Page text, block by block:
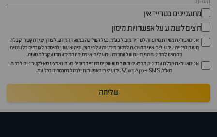
מתעניינים בטרייד אין
רוצים לשמוע על אפשרויות מימון
אני מאשר/ת מסירת מידע זה לטרייד מוביל בע"מ, בעל השליטה במאגר המידע, לצורך יצירת קשר וקבלת
מענה לפנייתי. ידוע לי כי איני מחויב/ת למסור מידע זה על פי חוק, וכי הוא עשוי להימסר לגורמים רלוונטיים
בהתאם למדיניות הפרטיותשל החברה. ידוע לי כי אי מסירת המידע תמנע קבלת מענה.
אני מאשר/ת קבלת עדכונים, מבצעים וחומרים שיווקיים מטרייד מוביל בע"מ באמצעים אלקטרוניים לרבות
דוא״ל, SMS ו-WhatsApp. ידוע לי כי באפשרותי לבטל הסכמה זו בכל עת.
שליחה